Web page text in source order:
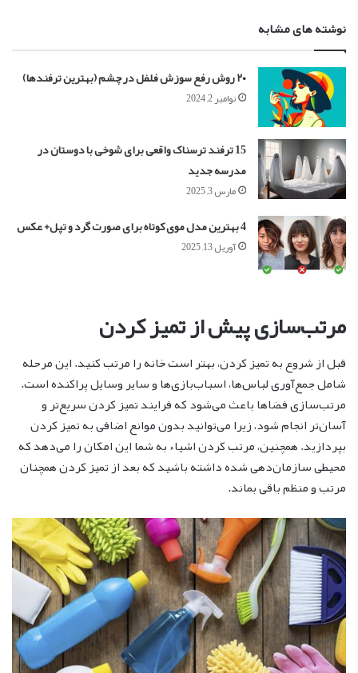
نوشته های مشابه
۲۰ روش رفع سوزش فلفل در چشم (بهترین ترفندها)
نوامبر 2, 2024
15 ترفند ترسناک واقعی برای شوخی با دوستان در
مدرسه جدید
مارس 3, 2025
4 بهترین مدل موی کوتاه برای صورت گرد و تپل+ عکس
آوریل 13, 2025
مرتب‌سازی پیش از تمیز کردن
قبل از شروع به تمیز کردن، بهتر است خانه را مرتب کنید. این مرحله
شامل جمع‌آوری لباس‌ها، اسباب‌بازی‌ها و سایر وسایل پراکنده است.
مرتب‌سازی فضاها باعث می‌شود که فرایند تمیز کردن سریع‌تر و
آسان‌تر انجام شود، زیرا می‌توانید بدون موانع اضافی به تمیز کردن
بپردازید. همچنین، مرتب کردن اشیاء به شما این امکان را می‌دهد که
محیطی سازمان‌دهی شده داشته باشید که بعد از تمیز کردن همچنان
مرتب و منظم باقی بماند.